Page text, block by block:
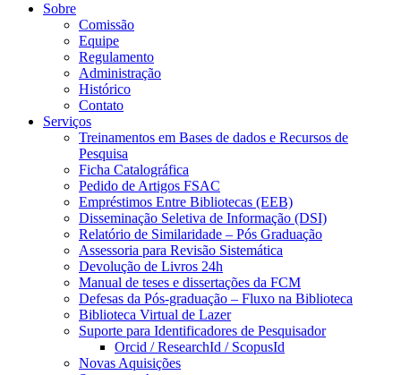
Sobre
Comissão
Equipe
Regulamento
Administração
Histórico
Contato
Serviços
Treinamentos em Bases de dados e Recursos de
Pesquisa
Ficha Catalográfica
Pedido de Artigos FSAC
Empréstimos Entre Bibliotecas (EEB)
Disseminação Seletiva de Informação (DSI)
Relatório de Similaridade – Pós Graduação
Assessoria para Revisão Sistemática
Devolução de Livros 24h
Manual de teses e dissertações da FCM
Defesas da Pós-graduação – Fluxo na Biblioteca
Biblioteca Virtual de Lazer
Suporte para Identificadores de Pesquisador
Orcid / ResearchId / ScopusId
Novas Aquisições